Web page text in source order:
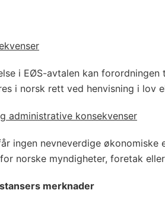
i EØS-avtalen kan forordningen
i norsk rett ved henvisning i lov
administrative konsekvenser
ingen nevneverdige økonomiske
norske myndigheter, foretak
merknader